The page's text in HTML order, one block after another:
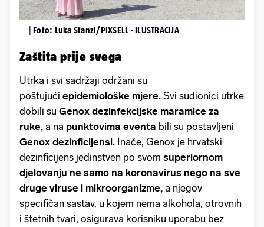
Foto: Luka Stanzl/PIXSELL - ILUSTRACIJA
Zaštita prije svega
Utrka i svi sadržaji održani su
poštujući epidemiološke mjere. Svi sudionici utrke
dobili su Genox dezinfekcijske maramice za
ruke, a na punktovima eventa bili su postavljeni
Genox dezinficijensi. Inače, Genox je hrvatski
dezinficijens jedinstven po svom superiornom
djelovanju ne samo na koronavirus nego na sve
druge viruse i mikroorganizme, a njegov
specifičan sastav, u kojem nema alkohola, otrovnih
i štetnih tvari, osigurava korisniku uporabu bez